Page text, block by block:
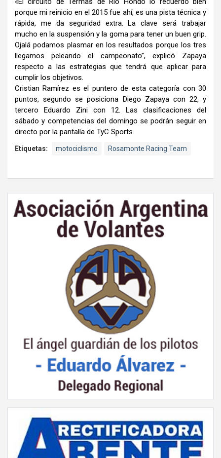
porque mi reinicio en el 2015 fue ahí, es una pista técnica y
rápida, me da seguridad extra. La clave será trabajar
mucho en la suspensión y la goma para tener un buen grip.
Ojalá podamos plasmar en los resultados porque los tres
llegamos peleando el campeonato”, explicó Zapaya
respecto a las estrategias que tendrá que aplicar para
cumplir los objetivos.
Cristian Ramírez es el puntero de esta categoría con 30
puntos, segundo se posiciona Diego Zapaya con 22, y
tercero Eduardo Zini con 12. Las clasificaciones del
sábado y competencias del domingo se podrán seguir en
directo por la pantalla de TyC Sports.
Etiquetas: motociclismo Rosamonte Racing Team